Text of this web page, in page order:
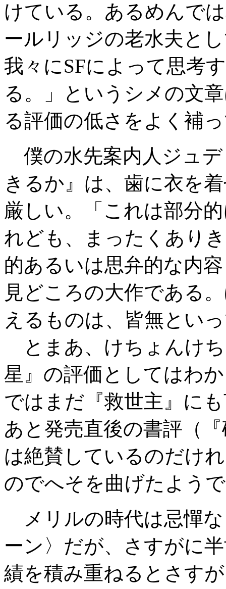
けている。あるめんで
ールリッジの老水夫と
我々にSFによって思考
る。」というシメの文
る評価の低さをよく補
僕の水先案内人ジュデ
きるか』は、歯に衣を
厳しい。「これは部分
れども、まったくあり
的あるいは思弁的な内
見どころの大作である
えるものは、皆無とい
とまあ、けちょんけ
星』の評価としてはわ
ではまだ『救世主』に
あと発売直後の書評（
は絶賛しているのだけ
のでへそを曲げたよう
メリルの時代は忌憚
ーン〉だが、さすがに
績を積み重ねるとさす